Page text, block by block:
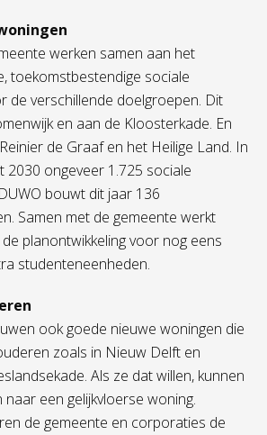
werken samen aan het
toekomstbestendige sociale
de verschillende doelgroepen. Dit
en aan de Kloosterkade. En
de Graaf en het Heilige Land. In
ongeveer 1.725 sociale
bouwt dit jaar 136
Samen met de gemeente werkt
planontwikkeling voor nog eens
studenteneenheden.
ook goede nieuwe woningen die
zoals in Nieuw Delft en
Als ze dat willen, kunnen
een gelijkvloerse woning.
de gemeente en corporaties de